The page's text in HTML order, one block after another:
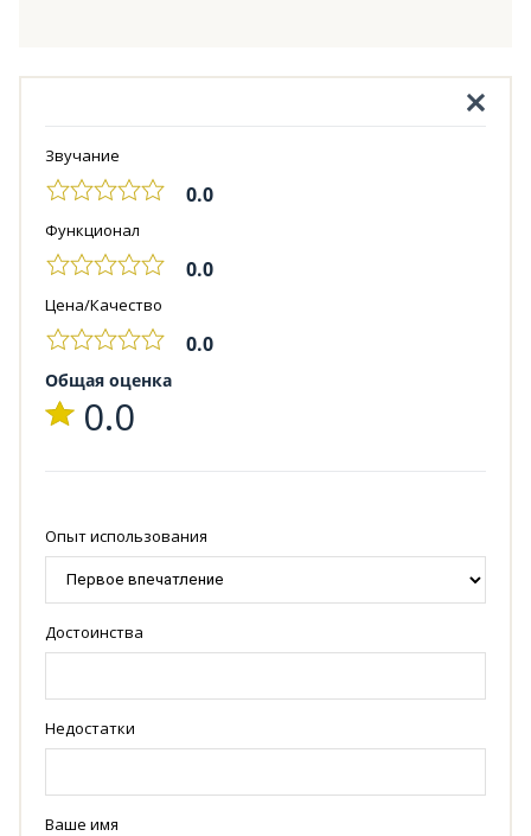
Звучание
0.0
Функционал
0.0
Цена/Качество
0.0
Общая оценка
0.0
Опыт использования
Достоинства
Недостатки
Ваше имя